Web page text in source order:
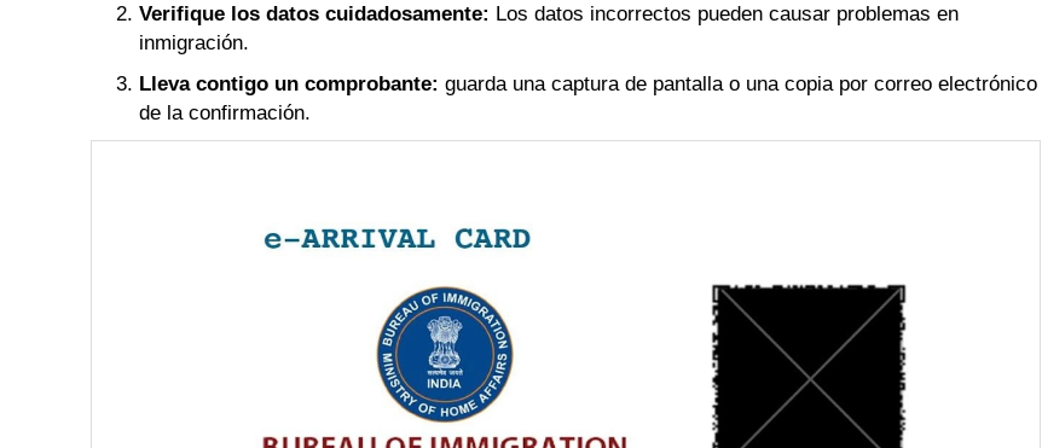
Verifique los datos cuidadosamente: Los datos incorrectos pueden causar problemas en
inmigración.
Lleva contigo un comprobante: guarda una captura de pantalla o una copia por correo electrónico
de la confirmación.